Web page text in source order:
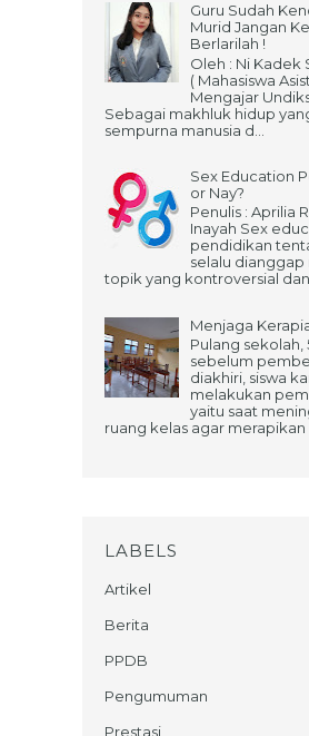
Guru Sudah
Murid Jangan
Berlarilah !
Oleh : Ni Kadek
( Mahasiswa
Mengajar
Sebagai makhluk hidup
sempurna manusia d...
Sex Education
or Nay?
Penulis : Aprilia
Inayah Sex
pendidikan
selalu
topik yang kontroversial dan
Menjaga
Pulang sekolah,
sebelum
diakhiri, siswa
melakukan
yaitu saat
ruang kelas agar merapikan
LABELS
Artikel
Berita
PPDB
Pengumuman
Prestasi